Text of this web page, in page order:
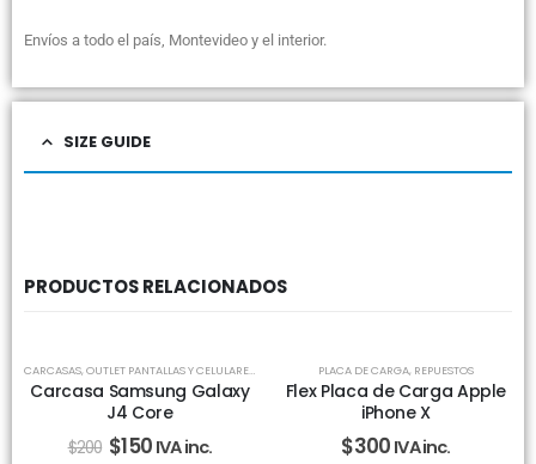
Envíos a todo el país, Montevideo y el interior.
SIZE GUIDE
PRODUCTOS RELACIONADOS
CARCASAS,OUTLET PANTALLAS Y CELULARES
Carcasa Samsung Galaxy
J4 Core
$200 $150 IVA inc.
PLACA DE CARGA, REPUESTOS
Flex Placa de Carga Apple
iPhone X
$300 IVA inc.